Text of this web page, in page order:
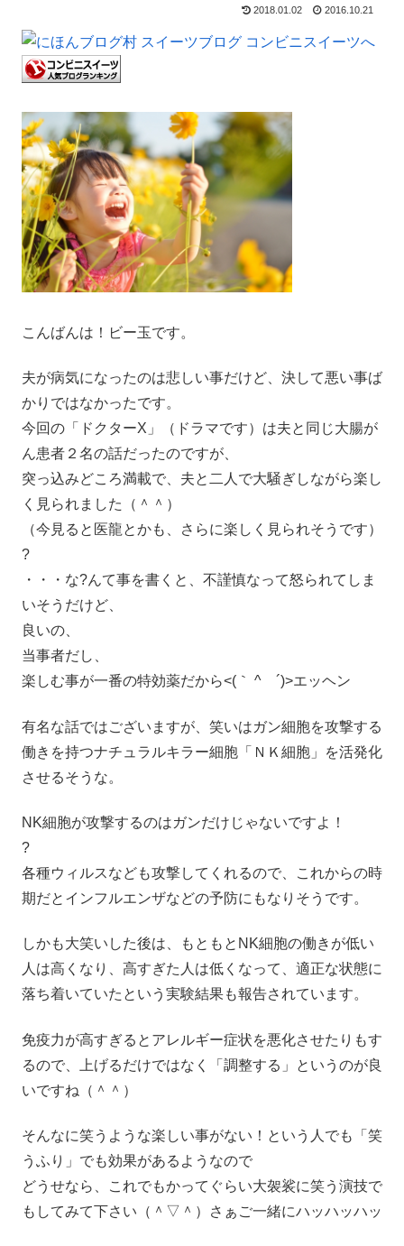
2018.01.02 2016.10.21
こんばんは！ビー玉です。
夫が病気になったのは悲しい事だけど、決して悪い事ば
かりではなかったです。
今回の「ドクターX」（ドラマです）は夫と同じ大腸が
ん患者２名の話だったのですが、
突っ込みどころ満載で、夫と二人で大騒ぎしながら楽し
く見られました（＾＾）
（今見ると医龍とかも、さらに楽しく見られそうです）
?
・・・な?んて事を書くと、不謹慎なって怒られてしま
いそうだけど、
良いの、
当事者だし、
楽しむ事が一番の特効薬だから<(｀ ^ ´)>エッヘン
有名な話ではございますが、笑いはガン細胞を攻撃する
働きを持つナチュラルキラー細胞「ＮＫ細胞」を活発化
させるそうな。
NK細胞が攻撃するのはガンだけじゃないですよ！
?
各種ウィルスなども攻撃してくれるので、これからの時
期だとインフルエンザなどの予防にもなりそうです。
しかも大笑いした後は、もともとNK細胞の働きが低い
人は高くなり、高すぎた人は低くなって、適正な状態に
落ち着いていたという実験結果も報告されています。
免疫力が高すぎるとアレルギー症状を悪化させたりもす
るので、上げるだけではなく「調整する」というのが良
いですね（＾＾）
そんなに笑うような楽しい事がない！という人でも「笑
うふり」でも効果があるようなので
どうせなら、これでもかってぐらい大袈裟に笑う演技で
もしてみて下さい（＾▽＾）さぁご一緒にハッハッハッ